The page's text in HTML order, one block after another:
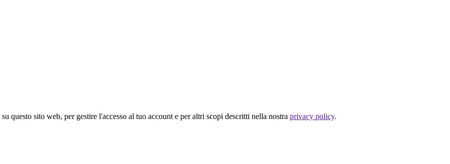
questo sito web, per gestire l'accesso al tuo account e per altri scopi descritti nella nostra privacy policy.